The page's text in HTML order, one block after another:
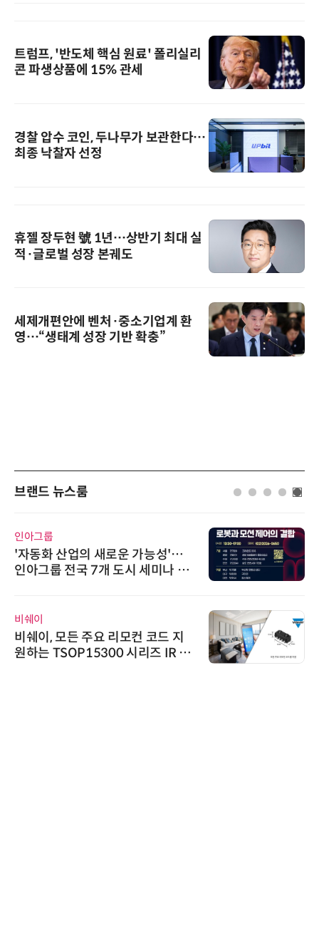
트럼프, '반도체 핵심 원료' 폴리실리
콘 파생상품에 15% 관세
경찰 압수 코인, 두나무가 보관한다…
최종 낙찰자 선정
휴젤 장두현 號 1년…상반기 최대 실
적·글로벌 성장 본궤도
세제개편안에 벤처·중소기업계 환
영…“생태계 성장 기반 확충”
브랜드 뉴스룸
인아그룹
'자동화 산업의 새로운 가능성'…
인아그룹 전국 7개 도시 세미나 페
비쉐이
비쉐이, 모든 주요 리모컨 코드 지
원하는 TSOP15300 시리즈 IR 수